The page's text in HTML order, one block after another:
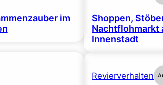
im
Shoppen,
Nachtflohmarkt
Innenstadt
Revierverhalten